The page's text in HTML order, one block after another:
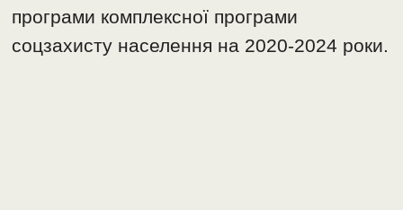
програми комплексної програми
соцзахисту населення на 2020-2024 роки.